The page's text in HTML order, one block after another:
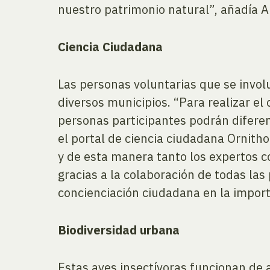
nuestro patrimonio natural”, añadía
Ciencia Ciudadana
Las personas voluntarias que se
diversos municipios. “Para realizar
personas participantes podrán
el portal de ciencia ciudadana
y de esta manera tanto los expertos
gracias a la colaboración de todas
concienciación ciudadana en la
Biodiversidad urbana